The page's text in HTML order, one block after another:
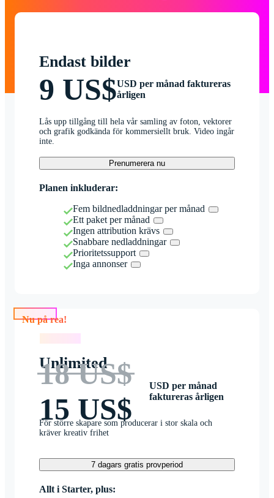
Endast bilder
9 US$USD per månad faktureras
årligen
Lås upp tillgång till hela vår samling av foton, vektorer
och grafik godkända för kommersiellt bruk. Video ingår
inte.
Prenumerera nu
Planen inkluderar:
Fem bildnedladdningar per månad
Ett paket per månad
Ingen attribution krävs
Snabbare nedladdningar
Prioritetssupport
Inga annonser
Nu på rea!
Unlimited
18 US$
15 US$
USD per månad
faktureras årligen
För större skapare som producerar i stor skala och
kräver kreativ frihet
7 dagars gratis provperiod
Allt i Starter, plus: